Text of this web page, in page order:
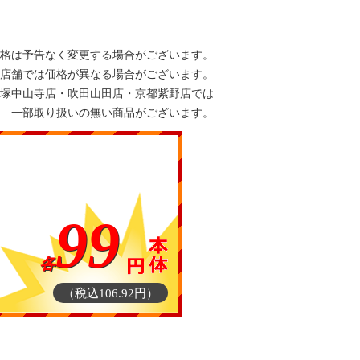
は予告なく変更する場合がございます。
舗では価格が異なる場合がございます。
中山寺店・吹田山田店・京都紫野店では
一部取り扱いの無い商品がございます。
各99
（税込106.92円）